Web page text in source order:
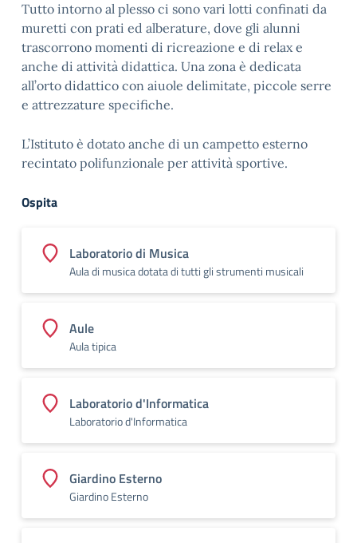
Tutto intorno al plesso ci sono vari lotti confinati da
muretti con prati ed alberature, dove gli alunni
trascorrono momenti di ricreazione e di relax e
anche di attività didattica. Una zona è dedicata
all’orto didattico con aiuole delimitate, piccole serre
e attrezzature specifiche.
L’Istituto è dotato anche di un campetto esterno
recintato polifunzionale per attività sportive.
Ospita
Laboratorio di Musica
Aula di musica dotata di tutti gli strumenti musicali
Aule
Aula tipica
Laboratorio d'Informatica
Laboratorio d'Informatica
Giardino Esterno
Giardino Esterno